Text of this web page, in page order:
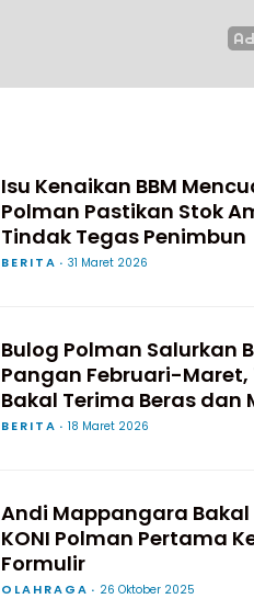
Isu Kenaikan BBM
Polman Pastikan Stok
Tindak Tegas Penimbun
BERITA 31 Maret 2026
Bulog Polman Salurkan
Pangan Februari-Maret,
Bakal Terima Beras dan
BERITA 18 Maret 2026
Andi Mappangara
KONI Polman Pertama
Formulir
OLAHRAGA 26 Oktober 2025